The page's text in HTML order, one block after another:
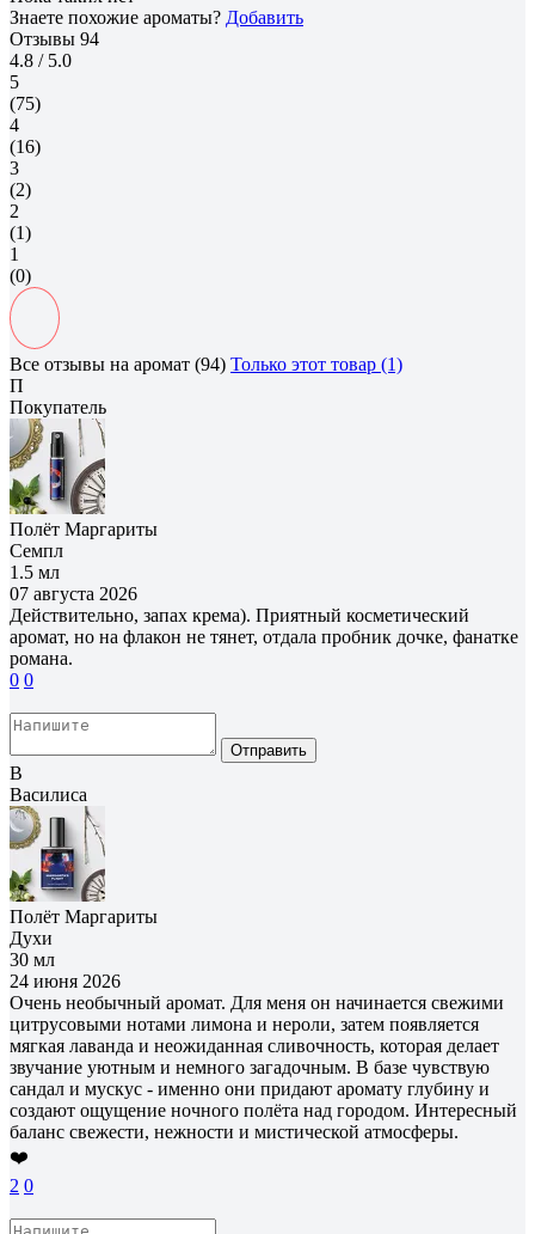
Знаете похожие ароматы? Добавить
Отзывы 94
4.8 / 5.0
5
(75)
4
(16)
3
(2)
2
(1)
1
(0)
Все отзывы на аромат (94) Только этот товар (1)
П
Покупатель
Полёт Маргариты
Семпл
1.5 мл
07 августа 2026
Действительно, запах крема). Приятный косметический
аромат, но на флакон не тянет, отдала пробник дочке, фанатке
романа.
0 0
Отправить
В
Василиса
Полёт Маргариты
Духи
30 мл
24 июня 2026
Очень необычный аромат. Для меня он начинается свежими
цитрусовыми нотами лимона и нероли, затем появляется
мягкая лаванда и неожиданная сливочность, которая делает
звучание уютным и немного загадочным. В базе чувствую
сандал и мускус - именно они придают аромату глубину и
создают ощущение ночного полёта над городом. Интересный
баланс свежести, нежности и мистической атмосферы.
❤️
2 0